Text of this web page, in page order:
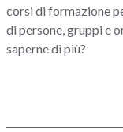
corsi di formazione
di persone, gruppi e
saperne di più?